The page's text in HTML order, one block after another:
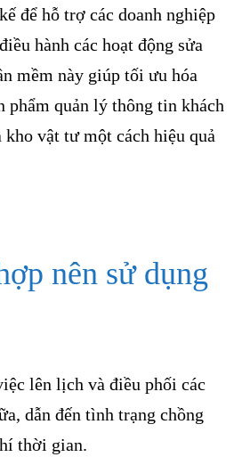
để hỗ trợ các doanh nghiệp
hành các hoạt động sửa
mềm này giúp tối ưu hóa
phẩm quản lý thông tin khách
vật tư một cách hiệu quả
nên sử dụng
lên lịch và điều phối các
dẫn đến tình trạng chồng
thời gian.